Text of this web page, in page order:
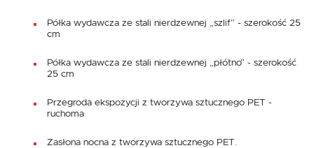
Półka wydawcza ze stali nierdzewnej „szlif” - szerokość 25
cm
Półka wydawcza ze stali nierdzewnej „płótno” - szerokość
25 cm
Przegroda ekspozycji z tworzywa sztucznego PET -
ruchoma
Zasłona nocna z tworzywa sztucznego PET.